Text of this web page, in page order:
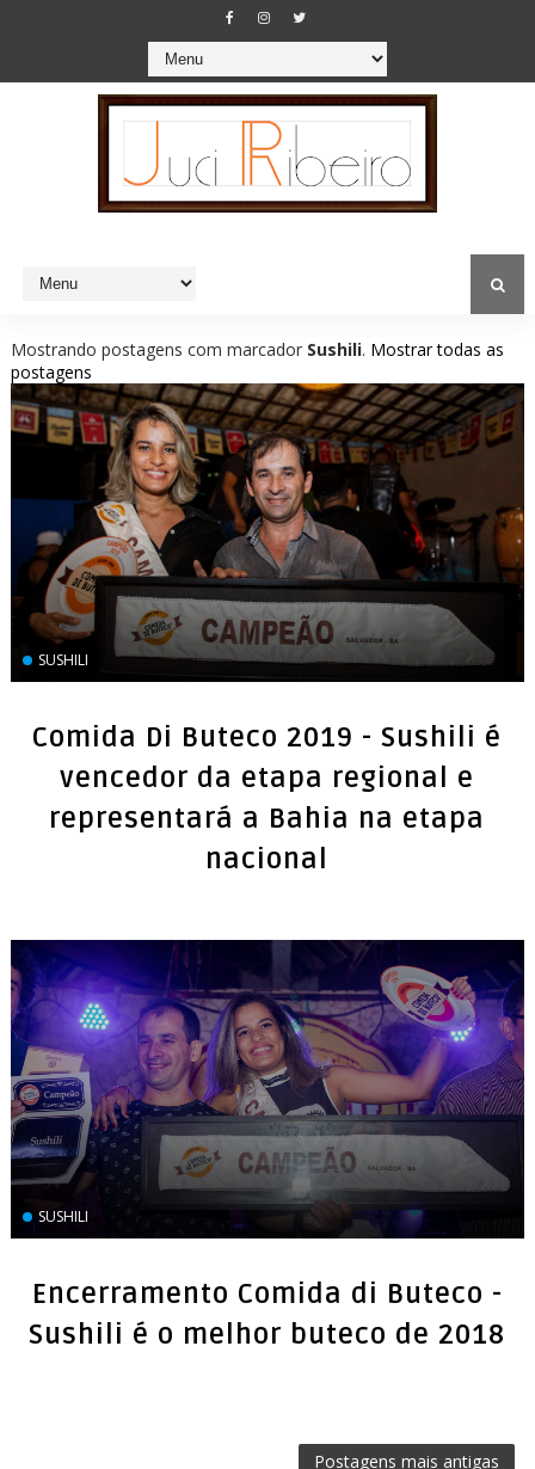
Mostrando postagens com marcador Sushili. Mostrar todas as
postagens
SUSHILI
Comida Di Buteco 2019 - Sushili é
vencedor da etapa regional e
representará a Bahia na etapa
nacional
SUSHILI
Encerramento Comida di Buteco -
Sushili é o melhor buteco de 2018
Postagens mais antigas